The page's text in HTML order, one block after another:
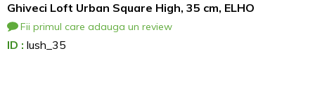
Ghiveci Loft Urban Square High, 35 cm, ELHO
Fii primul care adauga un review
ID : lush_35